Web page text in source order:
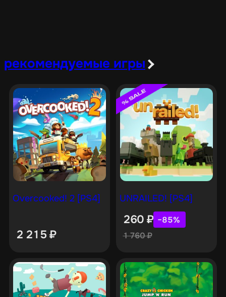
рекомендуемые игры
Overcooked! 2 [PS4]
2 215 ₽
UNRAILED! [PS4]
260 ₽ −85%
1 760₽